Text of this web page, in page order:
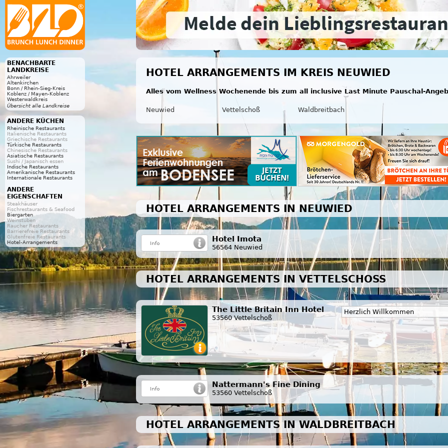
BENACHBARTE
LANDKREISE
Ahrweiler
Altenkirchen
Bonn / Rhein-Sieg-Kreis
Koblenz / Mayen-Koblenz
Westerwaldkreis
Übersicht alle Landkreise
ANDERE KÜCHEN
Rheinische Restaurants
Italienische Restaurants
Griechische Restaurants
Türkische Restaurants
Chinesische Restaurants
Asiatische Restaurants
Sushi / Japanisch essen
Indische Restaurants
Amerikanische Restaurants
Internationale Restaurants
ANDERE
EIGENSCHAFTEN
Steakhäuser
Fischrestaurants & Seafood
Biergarten
Weinstuben
Raucher Restaurants
Barrierefreie Restaurants
Glutenfreie Restaurants
Hotel-Arrangements
HOTEL ARRANGEMENTS IM KREIS NEUWIED
Alles vom Wellness Wochenende bis zum all inclusive Last Minute Pauschal-
Neuwied Vettelschoß Waldbreitbach
HOTEL ARRANGEMENTS IN NEUWIED
Hotel Imota
56564 Neuwied
HOTEL ARRANGEMENTS IN VETTELSCHOSS
The Little Britain Inn Hotel
53560 Vettelschoß
Herzlich Willkommen
Nattermann's Fine Dining
53560 Vettelschoß
HOTEL ARRANGEMENTS IN WALDBREITBACH